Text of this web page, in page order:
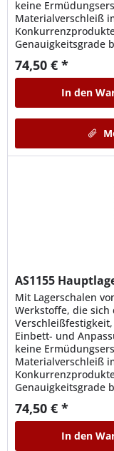
keine
Materialverschleiß
Genauigkeitsgrade
74,50 € *
In den
AS1155
Mit Lagerschalen
Werkstoffe, die
Einbett- und
keine
Materialverschleiß
Genauigkeitsgrade
74,50 € *
In den